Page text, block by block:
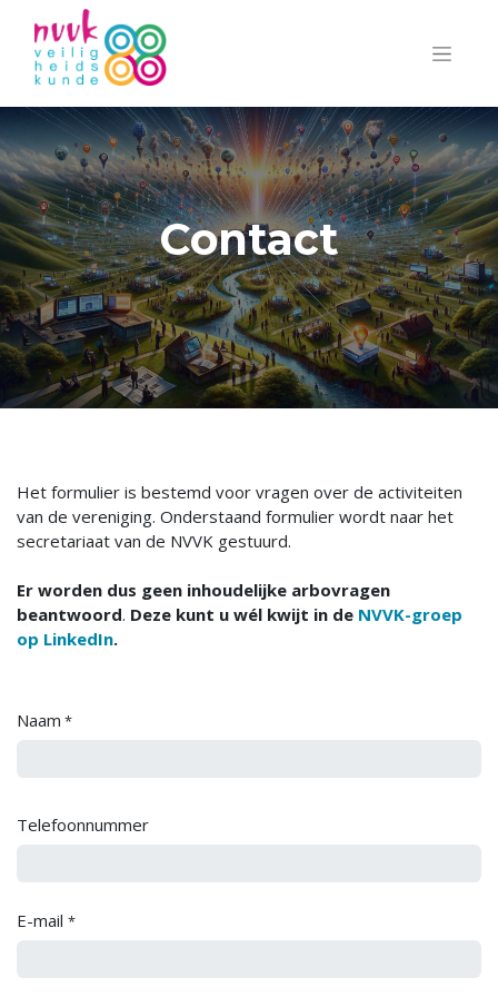
Contact
Het formulier is bestemd voor vragen over de activiteiten
van de vereniging. Onderstaand formulier wordt naar het
secretariaat van de NVVK gestuurd.
Er worden dus geen inhoudelijke arbovragen
beantwoord. Deze kunt u wél kwijt in de NVVK-groep
op LinkedIn.
Naam *
Telefoonnummer
E-mail *